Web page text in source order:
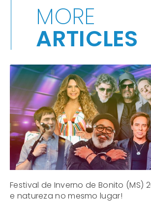
MORE
ARTICLES
Festival de Inverno de Bonito (MS)
e natureza no mesmo lugar!